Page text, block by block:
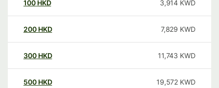
100 HKD 3,914 KWD
200 HKD 7,829 KWD
300 HKD 11,743 KWD
500 HKD 19,572 KWD